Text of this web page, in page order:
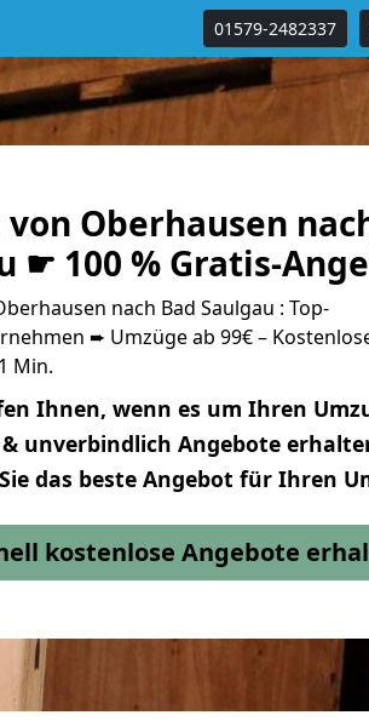
01579-2482337
Oberhausen
☛ 100 % Gratis-
nach Bad Saulgau : Top-
➨ Umzüge ab 99€ –
Min.
Ihnen, wenn es um Ihren
unverbindlich Angebote
das beste Angebot für Ihren
kostenlose Angebote